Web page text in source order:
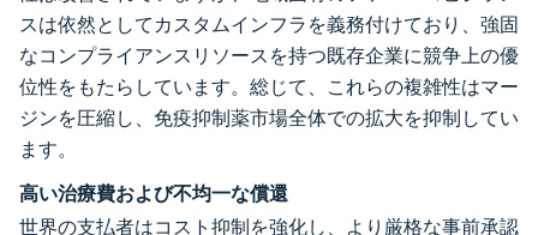
スは依然としてカスタムインフラを義務付けており、強固
なコンプライアンスリソースを持つ既存企業に競争上の優
位性をもたらしています。総じて、これらの複雑性はマー
ジンを圧縮し、免疫抑制薬市場全体での拡大を抑制してい
ます。
高い治療費および不均一な償還
世界の支払者はコスト抑制を強化し、より厳格な事前承認